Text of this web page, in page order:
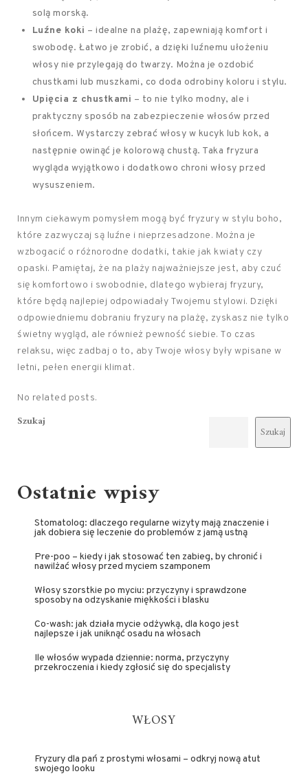
solą morską.
Luźne koki – idealne na plażę, zapewniają komfort i
swobodę. Łatwo je zrobić, a dzięki luźnemu ułożeniu
włosy nie przylegają do twarzy. Można je ozdobić
chustkami lub muszkami, co doda odrobiny koloru i stylu.
Upięcia z chustkami – to nie tylko modny, ale i
praktyczny sposób na zabezpieczenie włosów przed
słońcem. Wystarczy zebrać włosy w kucyk lub kok, a
następnie owinąć je kolorową chustą. Taka fryzura
wygląda wyjątkowo i dodatkowo chroni włosy przed
wysuszeniem.
Innym ciekawym pomysłem mogą być fryzury w stylu boho,
które zazwyczaj są luźne i nieprzesadzone. Można je
wzbogacić o różnorodne dodatki, takie jak kwiaty czy
opaski. Pamiętaj, że na plaży najważniejsze jest, aby czuć
się komfortowo i swobodnie, dlatego wybieraj fryzury,
które będą najlepiej odpowiadały Twojemu stylowi. Dzięki
odpowiedniemu dobraniu fryzury na plażę, zyskasz nie tylko
świetny wygląd, ale również pewność siebie. To czas
relaksu, więc zadbaj o to, aby Twoje włosy były wpisane w
letni, pełen energii klimat.
No related posts.
Szukaj
Szukaj
Ostatnie wpisy
Stomatolog: dlaczego regularne wizyty mają znaczenie i
jak dobiera się leczenie do problemów z jamą ustną
Pre-poo – kiedy i jak stosować ten zabieg, by chronić i
nawilżać włosy przed myciem szamponem
Włosy szorstkie po myciu: przyczyny i sprawdzone
sposoby na odzyskanie miękkości i blasku
Co-wash: jak działa mycie odżywką, dla kogo jest
najlepsze i jak uniknąć osadu na włosach
Ile włosów wypada dziennie: norma, przyczyny
przekroczenia i kiedy zgłosić się do specjalisty
WŁOSY
Fryzury dla pań z prostymi włosami – odkryj nową atut
swojego looku